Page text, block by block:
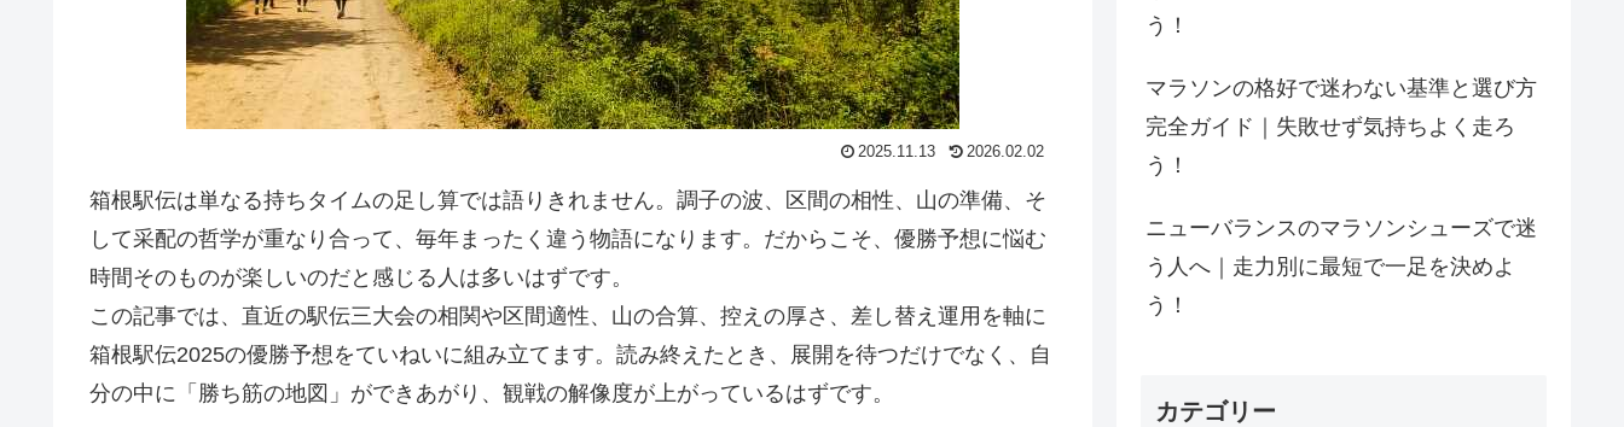
2025.11.13 2026.02.02
箱根駅伝は単なる持ちタイムの足し算では語りきれません。調子の波、区間の相性、山の準備、そ
して采配の哲学が重なり合って、毎年まったく違う物語になります。だからこそ、優勝予想に悩む
時間そのものが楽しいのだと感じる人は多いはずです。
この記事では、直近の駅伝三大会の相関や区間適性、山の合算、控えの厚さ、差し替え運用を軸に
箱根駅伝2025の優勝予想をていねいに組み立てます。読み終えたとき、展開を待つだけでなく、自
分の中に「勝ち筋の地図」ができあがり、観戦の解像度が上がっているはずです。
う！
マラソンの格好で迷わない基準と選び方
完全ガイド｜失敗せず気持ちよく走ろ
う！
ニューバランスのマラソンシューズで迷
う人へ｜走力別に最短で一足を決めよ
う！
カテゴリー